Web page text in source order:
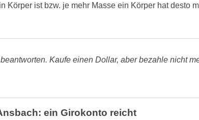
Körper ist bzw. je mehr Masse ein Körper hat desto
Kaufe einen Dollar, aber bezahle nicht
ein Girokonto reicht